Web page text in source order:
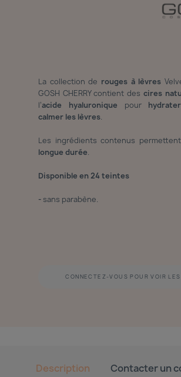
La collection de rouges à lèvres
GOSH CHERRY contient des cires
l’acide hyaluronique pour hydrater
calmer les lèvres.
Les ingrédients contenus
longue durée.
Disponible en 24 teintes
- sans parabène.
CONNECTEZ-VOUS POUR VOIR LES
Description
Contacter un